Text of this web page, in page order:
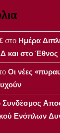
στο Ημέρα
και στο Έθνος
Οι νέες
Συνδέσμος
Ενόπλων